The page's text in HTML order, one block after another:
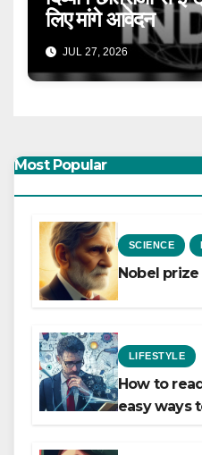
लिए मांगे आवेदन
JUL 27, 2026
Most Popular
SCIENCE
Nobel prize
LIFESTYLE
How to
easy ways